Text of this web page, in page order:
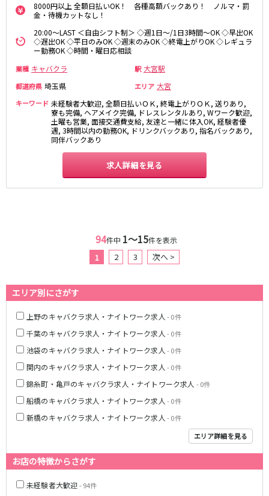
8000円以上 全額日払いOK！ 各種高額バックあり！ ノルマ・罰
金・待機カットなし！
20:00～LAST ＜自由シフト制＞ ◇週1日～/1日3時間～OK ◇早出OK
◇遅出OK ◇平日のみOK ◇週末のみOK ◇終電上がりOK ◇レギュラ
ー勤務OK ◇時間・曜日応相談
業種 キャバクラ 駅 大宮駅
都道府県 埼玉県 エリア 大宮
キーワード 未経験者大歓迎, 全額日払いＯＫ, 終電上がりＯＫ, 送りあり,
寮も完備, ヘアメイク完備, ドレスレンタルあり, Wワーク歓迎,
土曜も営業, 面接交通費支給, 友達と一緒に体入OK, 経験者優
遇, 3時間以内の勤務OK, ドリンクバックあり, 指名バックあり,
同伴バックあり
求人詳細を見る
94件中 1〜15件を表示
1 2 3 次へ >
エリア別にさがす
上野のキャバクラ求人・ナイトワーク求人 - 0件
千葉のキャバクラ求人・ナイトワーク求人 - 0件
池袋のキャバクラ求人・ナイトワーク求人 - 0件
関内のキャバクラ求人・ナイトワーク求人 - 0件
錦糸町・亀戸のキャバクラ求人・ナイトワーク求人 - 0件
船橋のキャバクラ求人・ナイトワーク求人 - 0件
新橋のキャバクラ求人・ナイトワーク求人 - 0件
エリア詳細を見る
お店の特徴からさがす
未経験者大歓迎- 94件
大和駅
藤沢駅
鶴間駅
中央林間駅
本鵠沼駅
南林間駅
京成千葉線
千葉中央駅
京成千葉駅
京成津田沼駅
京成稲毛駅
京成幕張本郷駅
北千住駅
新越谷駅
浅草駅
新伊勢崎駅
伊勢崎駅
加須駅
花崎駅
南羽生駅
蒲生駅
茂林寺前駅
牛田駅
越谷駅
五反野駅
小菅駅
府中本町駅